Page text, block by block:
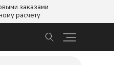
заказами
расчету